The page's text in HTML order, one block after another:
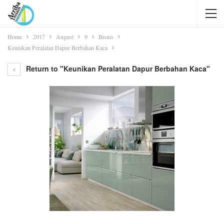
Home 2017 August 9
Bisnis
Keunikan Peralatan Dapur Berbahan Kaca
Return to "Keunikan Peralatan Dapur Berbahan Kaca"